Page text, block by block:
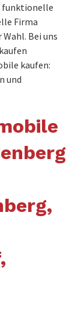
funktionelle
Firma
Bei uns
kaufen:
und